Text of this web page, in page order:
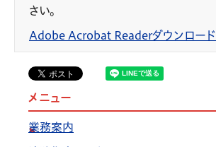
さい。
Adobe Acrobat Readerダウンロード
メニュー
業務案内